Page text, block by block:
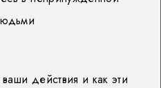
действия и как эти